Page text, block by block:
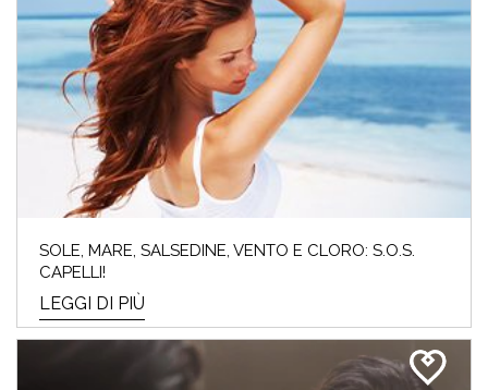
SOLE, MARE, SALSEDINE, VENTO E CLORO: S.O.S.
CAPELLI!
LEGGI DI PIÙ